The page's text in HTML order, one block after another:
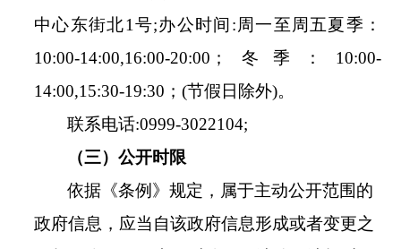
中心东街北1号;办公时间 :周一至周五夏季：
10:00-14:00,16:00-20:00；冬季： 10:00-
14:00,15:30-19:30； (节假日除外)。
联系电话:0999-3022104;
（三）公开时限
依据《条例》规定，属于主动公开范围的
政府信息，应当自该政府信息形成或者变更之